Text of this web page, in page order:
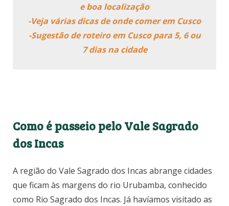
e boa localização
-Veja várias dicas de onde comer em Cusco
-Sugestão de roteiro em Cusco para 5, 6 ou
7 dias na cidade
Como é passeio pelo Vale Sagrado
dos Incas
A região do Vale Sagrado dos Incas abrange cidades
que ficam às margens do rio Urubamba, conhecido
como Rio Sagrado dos Incas. Já havíamos visitado as